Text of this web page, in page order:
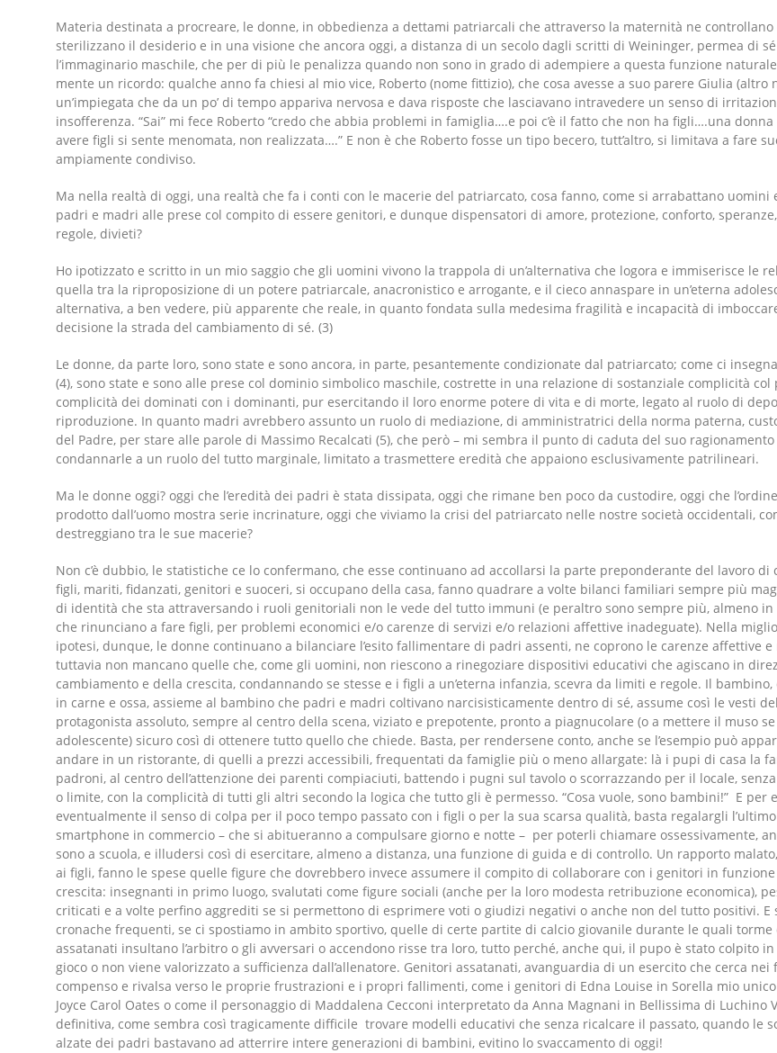
Materia destinata a procreare, le donne, in obbedienza a dettami patriarcali che attraverso la maternità ne controllano
sterilizzano il desiderio e in una visione che ancora oggi, a distanza di un secolo dagli scritti di Weininger, permea di sé
l’immaginario maschile, che per di più le penalizza quando non sono in grado di adempiere a questa funzione
mente un ricordo: qualche anno fa chiesi al mio vice, Roberto (nome fittizio), che cosa avesse a suo parere Giulia (altro
un’impiegata che da un po’ di tempo appariva nervosa e dava risposte che lasciavano intravedere un senso di
insofferenza. “Sai” mi fece Roberto “credo che abbia problemi in famiglia….e poi c’è il fatto che non ha figli….una
avere figli si sente menomata, non realizzata….” E non è che Roberto fosse un tipo becero, tutt’altro, si limitava a fare
ampiamente condiviso.
Ma nella realtà di oggi, una realtà che fa i conti con le macerie del patriarcato, cosa fanno, come si arrabattano uomini
padri e madri alle prese col compito di essere genitori, e dunque dispensatori di amore, protezione, conforto,
regole, divieti?
Ho ipotizzato e scritto in un mio saggio che gli uomini vivono la trappola di un’alternativa che logora e immiserisce le
quella tra la riproposizione di un potere patriarcale, anacronistico e arrogante, e il cieco annaspare in un’eterna
alternativa, a ben vedere, più apparente che reale, in quanto fondata sulla medesima fragilità e incapacità di
decisione la strada del cambiamento di sé. (3)
Le donne, da parte loro, sono state e sono ancora, in parte, pesantemente condizionate dal patriarcato; come ci
(4), sono state e sono alle prese col dominio simbolico maschile, costrette in una relazione di sostanziale complicità col
complicità dei dominati con i dominanti, pur esercitando il loro enorme potere di vita e di morte, legato al ruolo di
riproduzione. In quanto madri avrebbero assunto un ruolo di mediazione, di amministratrici della norma paterna,
del Padre, per stare alle parole di Massimo Recalcati (5), che però – mi sembra il punto di caduta del suo ragionamento
condannarle a un ruolo del tutto marginale, limitato a trasmettere eredità che appaiono esclusivamente patrilineari.
Ma le donne oggi? oggi che l’eredità dei padri è stata dissipata, oggi che rimane ben poco da custodire, oggi che
prodotto dall’uomo mostra serie incrinature, oggi che viviamo la crisi del patriarcato nelle nostre società occidentali,
destreggiano tra le sue macerie?
Non c’è dubbio, le statistiche ce lo confermano, che esse continuano ad accollarsi la parte preponderante del lavoro di
figli, mariti, fidanzati, genitori e suoceri, si occupano della casa, fanno quadrare a volte bilanci familiari sempre più
di identità che sta attraversando i ruoli genitoriali non le vede del tutto immuni (e peraltro sono sempre più, almeno in
che rinunciano a fare figli, per problemi economici e/o carenze di servizi e/o relazioni affettive inadeguate). Nella
ipotesi, dunque, le donne continuano a bilanciare l’esito fallimentare di padri assenti, ne coprono le carenze affettive e
tuttavia non mancano quelle che, come gli uomini, non riescono a rinegoziare dispositivi educativi che agiscano in
cambiamento e della crescita, condannando se stesse e i figli a un’eterna infanzia, scevra da limiti e regole. Il
in carne e ossa, assieme al bambino che padri e madri coltivano narcisisticamente dentro di sé, assume così le vesti del
protagonista assoluto, sempre al centro della scena, viziato e prepotente, pronto a piagnucolare (o a mettere il muso se
adolescente) sicuro così di ottenere tutto quello che chiede. Basta, per rendersene conto, anche se l’esempio può
andare in un ristorante, di quelli a prezzi accessibili, frequentati da famiglie più o meno allargate: là i pupi di casa la
padroni, al centro dell’attenzione dei parenti compiaciuti, battendo i pugni sul tavolo o scorrazzando per il locale,
o limite, con la complicità di tutti gli altri secondo la logica che tutto gli è permesso. “Cosa vuole, sono bambini!” E per
eventualmente il senso di colpa per il poco tempo passato con i figli o per la sua scarsa qualità, basta regalargli
smartphone in commercio – che si abitueranno a compulsare giorno e notte – per poterli chiamare ossessivamente,
sono a scuola, e illudersi così di esercitare, almeno a distanza, una funzione di guida e di controllo. Un rapporto
ai figli, fanno le spese quelle figure che dovrebbero invece assumere il compito di collaborare con i genitori in
crescita: insegnanti in primo luogo, svalutati come figure sociali (anche per la loro modesta retribuzione economica),
criticati e a volte perfino aggrediti se si permettono di esprimere voti o giudizi negativi o anche non del tutto positivi. E
cronache frequenti, se ci spostiamo in ambito sportivo, quelle di certe partite di calcio giovanile durante le quali
assatanati insultano l’arbitro o gli avversari o accendono risse tra loro, tutto perché, anche qui, il pupo è stato colpito in
gioco o non viene valorizzato a sufficienza dall’allenatore. Genitori assatanati, avanguardia di un esercito che cerca nei
compenso e rivalsa verso le proprie frustrazioni e i propri fallimenti, come i genitori di Edna Louise in Sorella mio
Joyce Carol Oates o come il personaggio di Maddalena Cecconi interpretato da Anna Magnani in Bellissima di Luchino
definitiva, come sembra così tragicamente difficile trovare modelli educativi che senza ricalcare il passato, quando le
alzate dei padri bastavano ad atterrire intere generazioni di bambini, evitino lo svaccamento di oggi!